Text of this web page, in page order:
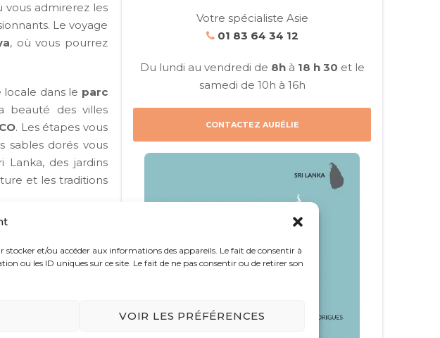
stocker et/ou accéder aux informations des appareils. Le fait de consentir à
ou les ID uniques sur ce site. Le fait de ne pas consentir ou de retirer son
VOIR LES PRÉFÉRENCES
Votre spécialiste Asie
01 83 64 34 12
Du lundi au vendredi de 8hà 18 h 30 et le
samedi de 10h à 16h
CONTACTEZ AURÉLIE
vous admirerez les
Le voyage
, où vous pourrez
locale dans le parc
beauté des villes
. Les étapes vous
sables dorés vous
Lanka, des jardins
et les traditions
unique, mêlant
à Colombo,
créant ainsi des